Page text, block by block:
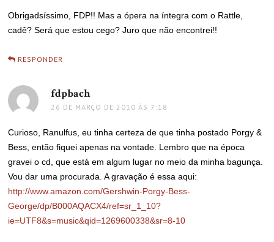
Obrigadsíssimo, FDP!! Mas a ópera na íntegra com o Rattle,
cadê? Será que estou cego? Juro que não encontrei!!
RESPONDER
fdpbachdisse:
26 DE MARÇO DE 2010 ÀS 7:18
Curioso, Ranulfus, eu tinha certeza de que tinha postado Porgy &
Bess, então fiquei apenas na vontade. Lembro que na época
gravei o cd, que está em algum lugar no meio da minha bagunça.
Vou dar uma procurada. A gravação é essa aqui:
http://www.amazon.com/Gershwin-Porgy-Bess-
George/dp/B000AQACX4/ref=sr_1_10?
ie=UTF8&s=music&qid=1269600338&sr=8-10